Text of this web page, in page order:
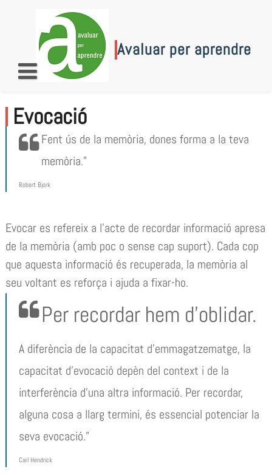
Avaluar per aprendre
Evocació
Fent ús de la memòria, dones forma a la teva
memòria.”
Robert Bjork
Evocar es refereix a l’acte de recordar informació apresa
de la memòria (amb poc o sense cap suport). Cada cop
que aquesta informació és recuperada, la memòria al
seu voltant es reforça i ajuda a fixar-ho.
Per recordar hem d’oblidar.
A diferència de la capacitat d’emmagatzematge, la
capacitat d’evocació depèn del context i de la
interferència d’una altra informació. Per recordar,
alguna cosa a llarg termini, és essencial potenciar la
seva evocació.”
Carl Hendrick